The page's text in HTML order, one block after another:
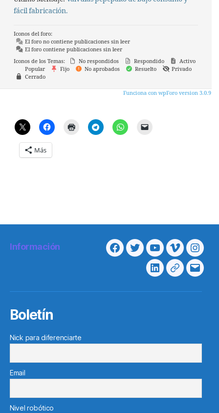
fácil fabricación.
Iconos del foro:
El foro no contiene publicaciones sin leer
El foro contiene publicaciones sin leer
Iconos de los Temas:
No respondidos Respondido
Activo
Popular
Fijo No aprobados Resuelto
Privado
Cerrado
Funciona con wpForo version 3.0.9
Más
Información
Facebook
TwitterYoutubeVimeo
LinkedinTelegram
Boletín
Nick para diferenciarte
Email
Nivel robótico